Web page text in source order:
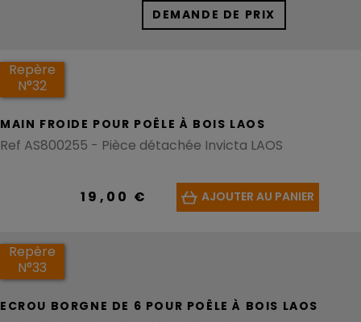
DEMANDE DE PRIX
Repère
N°32
MAIN FROIDE POUR POÊLE À BOIS LAOS
Ref AS800255 - Pièce détachée Invicta LAOS
19,00 € AJOUTER AU PANIER
Repère
N°33
ECROU BORGNE DE 6 POUR POÊLE À BOIS LAOS